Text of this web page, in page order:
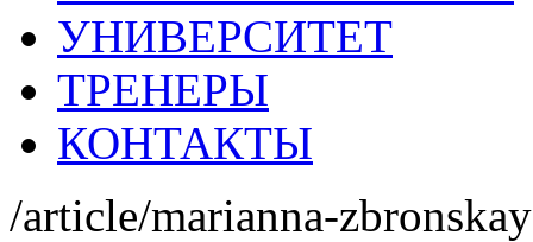
УНИВЕРСИТЕТ
ТРЕНЕРЫ
КОНТАКТЫ
/article/marianna-